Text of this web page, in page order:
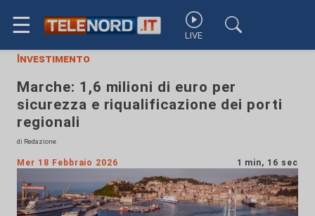
☰ LIVE
Investimento
Marche: 1,6 milioni di euro per
sicurezza e riqualificazione dei porti
regionali
di Redazione
Mer 18 Febbraio 2026 1 min, 16 sec